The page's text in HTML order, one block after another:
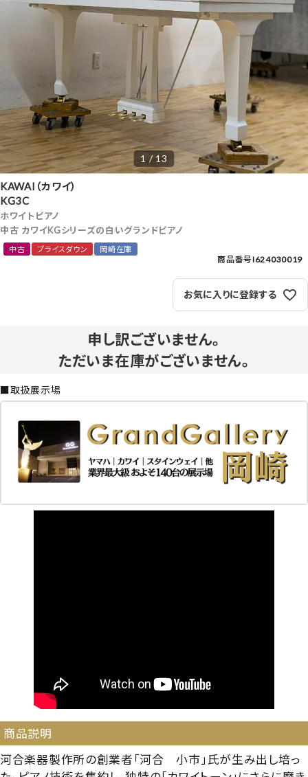
1 / 13
KAWAI（カワイ）
KG3C
ホワイトピアノ
中古 カワイKGシリーズの白いグランドピアノ
中古 プライスダウン 岡崎在庫
商品番号I624030019
お気に入りに登録する
申し訳ございません。
ただいま在庫がございません。
■取扱展示場
商品説明
河合楽器製作所の創業者「河合 小市」氏が生み出し培っ